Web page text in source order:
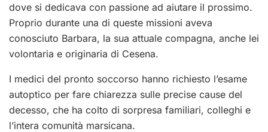
dove si dedicava con passione ad aiutare il prossimo.
Proprio durante una di queste missioni aveva
conosciuto Barbara, la sua attuale compagna, anche lei
volontaria e originaria di Cesena.
I medici del pronto soccorso hanno richiesto l’esame
autoptico per fare chiarezza sulle precise cause del
decesso, che ha colto di sorpresa familiari, colleghi e
l’intera comunità marsicana.